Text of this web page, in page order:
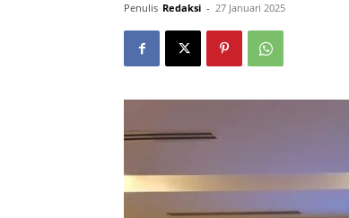
Penulis Redaksi - 27 Januari 2025